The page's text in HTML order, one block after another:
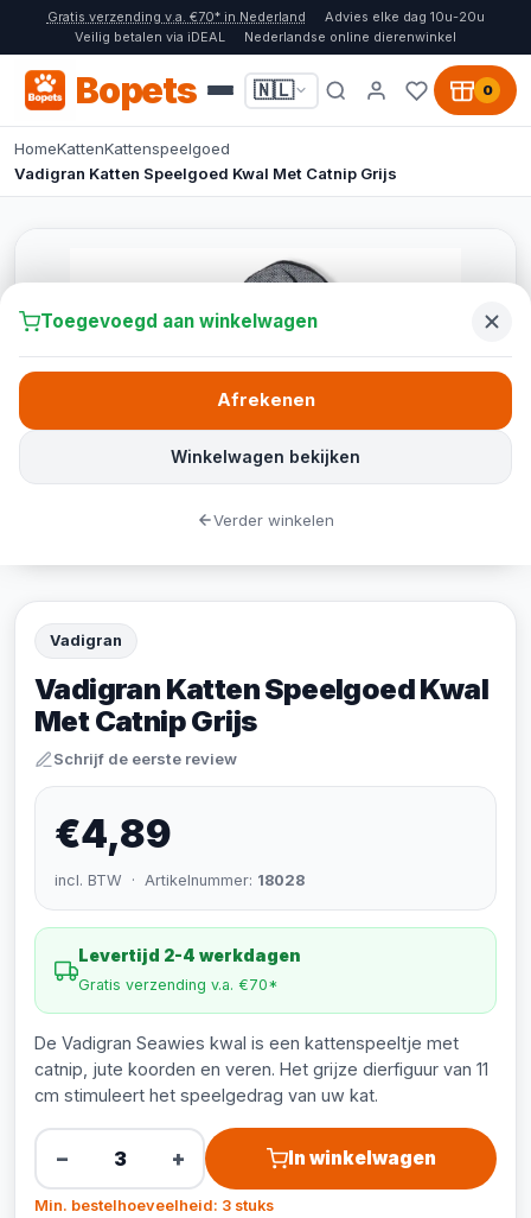
Gratis verzending v.a. €70* in Nederland
Advies elke dag 10u-20u
Veilig betalen via iDEAL
Nederlandse online dierenwinkel
Bopets 🇳🇱 0
HomeKattenKattenspeelgoed
Vadigran Katten Speelgoed Kwal Met Catnip Grijs
Vadigran
Vadigran Katten Speelgoed Kwal
Met Catnip Grijs
Schrijf de eerste review
€4,89
incl. BTW · Artikelnummer: 18028
Levertijd 2-4 werkdagen
Gratis verzending v.a. €70*
De Vadigran Seawies kwal is een kattenspeeltje met
catnip, jute koorden en veren. Het grijze dierfiguur van 11
cm stimuleert het speelgedrag van uw kat.
− + In winkelwagen
Min. bestelhoeveelheid: 3 stuks
Toegevoegd aan winkelwagen
Winkelwagen bekijken
Afrekenen
Verder winkelen